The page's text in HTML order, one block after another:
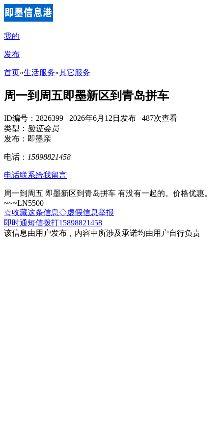
我的
发布
首页»生活服务»其它服务
周一到周五即墨新区到青岛拼车
ID编号：2826399 2026年6月12日发布 487次查看
类型： 验证会员
发布：即墨亲
电话： 15898821458
电话联系给我留言
周一到周五 即墨新区到青岛拼车 有没有一起的。价格优惠。
~~~LN5500
☆收藏这条信息◇虚假信息举报
即时通短信拨打15898821458
该信息由用户发布，内容中所涉及承诺均由用户自行负责